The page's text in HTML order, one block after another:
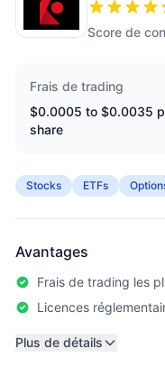
Score de
Frais de trading
$0.0005 to $0.0035
share
Stocks ETFs
Avantages
Frais de trading les
Licences
Plus de détails